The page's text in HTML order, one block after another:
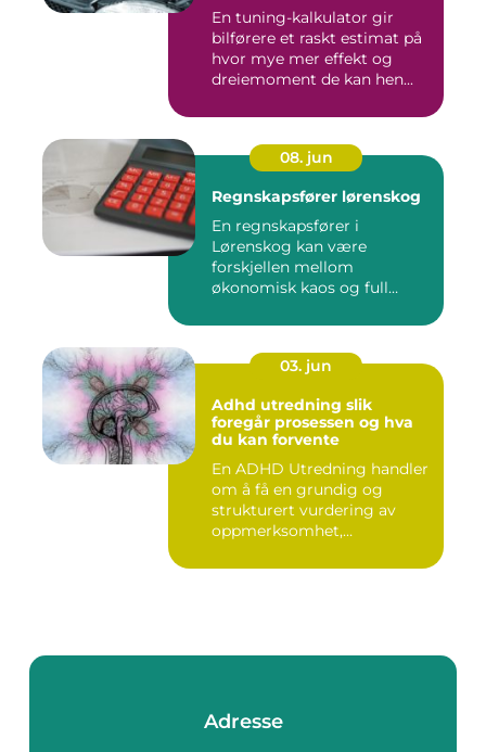
En tuning-kalkulator gir
bilførere et raskt estimat på
hvor mye mer effekt og
dreiemoment de kan hen...
08. jun
Regnskapsfører lørenskog
En regnskapsfører i
Lørenskog kan være
forskjellen mellom
økonomisk kaos og full
03. jun
Adhd utredning slik
foregår prosessen og hva
du kan forvente
En ADHD Utredning handler
om å få en grundig og
strukturert vurdering av
oppmerksomhet,
Adresse